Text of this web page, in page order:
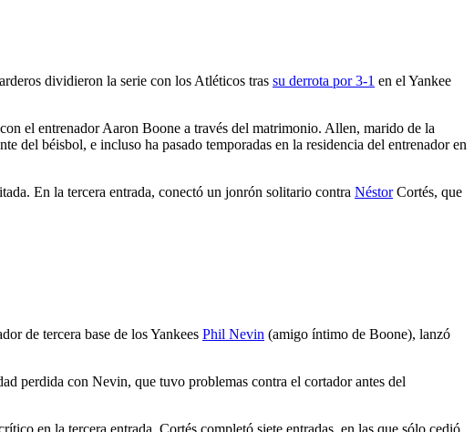
dividieron la serie con los Atléticos tras su derrota por 3-1 en el Yankee
el entrenador Aaron Boone a través del matrimonio. Allen, marido de la
del béisbol, e incluso ha pasado temporadas en la residencia del entrenador en
En la tercera entrada, conectó un jonrón solitario contra NéstorCortés, que
de tercera base de los Yankees Phil Nevin (amigo íntimo de Boone), lanzó
perdida con Nevin, que tuvo problemas contra el cortador antes del
en la tercera entrada. Cortés completó siete entradas, en las que sólo cedió